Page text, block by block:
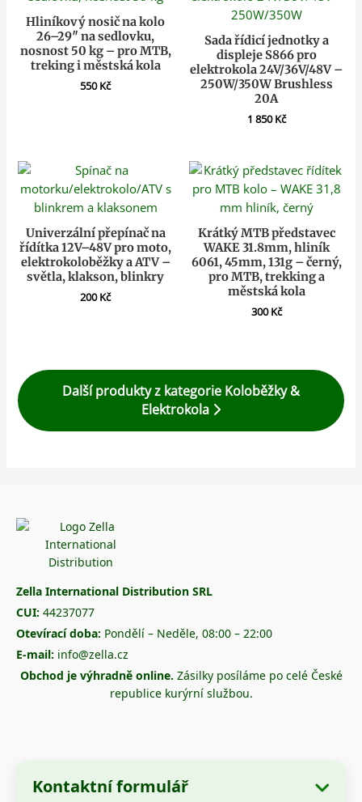
Hliníkový nosič na kolo
26–29″ na sedlovku,
nosnost 50 kg – pro MTB,
treking i městská kola
550Kč
Sada řídicí jednotky a
displeje S866 pro
elektrokola 24V/36V/48V –
250W/350W Brushless
20A
1 850Kč
Univerzální přepínač na
řídítka 12V–48V pro moto,
elektrokoloběžky a ATV –
světla, klakson, blinkry
200Kč
Krátký MTB představec
WAKE 31.8mm, hliník
6061, 45mm, 131g – černý,
pro MTB, trekking a
městská kola
300Kč
Další produkty z kategorie Koloběžky &
Elektrokola
Zella International Distribution SRL
CUI: 44237077
Otevírací doba: Pondělí – Neděle, 08:00 – 22:00
E-mail: info@zella.cz
Obchod je výhradně online. Zásilky posíláme po celé České
republice kurýrní službou.
Kontaktní formulář